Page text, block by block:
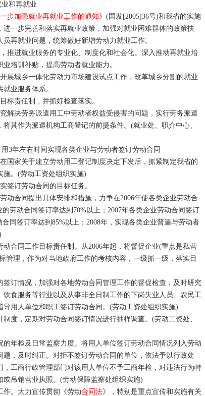
和再就业
步加强就业再就业工作的通知》(国发[2005]36号)和我省的实施
一步完善和落实再就业政策，加强对就业困难群体的政策扶
再就业问题，统筹做好新增劳动力就业工作。
进就业服务的专业化、制度化和社会化。深入推动再就业培
培训补贴，提高劳动者就业能力。
城乡一体化劳动力市场建设试点工作，改革城乡分割的就业
业服务体系。
责任制，并抓好检查落实。
决劳务派遣用工中劳动者权益受侵害的问题，实行劳务派遣
其作为派遣机构工商登记的前提条件。(就业处、职介中心、
年左右时间实现各类企业与劳动者签订劳动合同
家关于建立劳动用工登记制度决定下发后，抓紧制定我省的
施。(劳动工资处组织实施)
订劳动合同的目标任务。
合同提出具体安排和措施，力争在2006年使各类企业劳动合
劳动合同签订率达到70%以上；2007年各类企业劳动合同签订
同签订率达到85%以上；2008年，实现各类企业普遍与劳动者
同工作目标责任制。从2006年起，将督促企业(重点是私营
管理，作为对当地政府工作的考核内容，一级抓一级，落实目
情况，加强对各地劳动合同管理工作的督促检查，及时研究
食服务等行业以及从事非全日制工作的下岗失业人员、农民工
用人单位和职工签订劳动合同。(劳动工资处组织实施)
，定期对劳动合同签订情况进行抽样调查。(劳动工资处、
检及日常监察力度。将用人单位签订劳动合同情况列入劳动
，及时纠正。对拒不签订劳动合同的单位，依法予以行政处
工商行政管理部门对该用人单位不予工商年检，对违法行为特
吊销营业执照。(劳动保障监察处组织实施)
作。大力宣传贯彻《劳动合同法》，特别是重点宣传和实施有关